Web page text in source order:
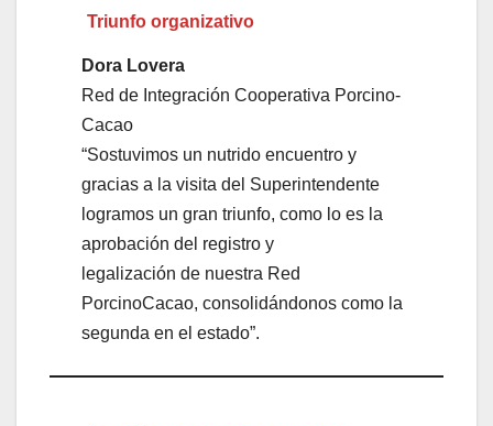
Triunfo organizativo
Dora Lovera
Red de Integración Cooperativa Porcino-
Cacao
“Sostuvimos un nutrido encuentro y
gracias a la visita del Superintendente
logramos un gran triunfo, como lo es la
aprobación del registro y
legalización de nuestra Red
PorcinoCacao, consolidándonos como la
segunda en el estado”.